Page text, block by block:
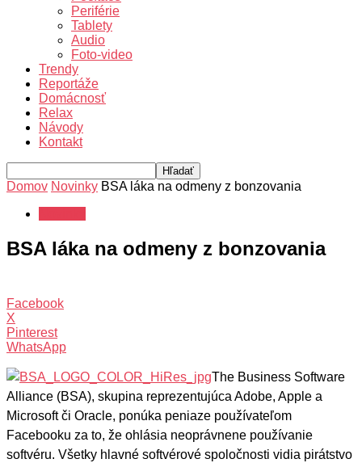
Periférie
Tablety
Audio
Foto-video
Trendy
Reportáže
Domácnosť
Relax
Návody
Kontakt
Domov Novinky BSA láka na odmeny z bonzovania
BSA láka na odmeny z bonzovania
Facebook
X
Pinterest
WhatsApp
The Business Software
Alliance (BSA), skupina reprezentujúca Adobe, Apple a
Microsoft či Oracle, ponúka peniaze používateľom
Facebooku za to, že ohlásia neoprávnene používanie
softvéru. Všetky hlavné softvérové spoločnosti vidia pirátstvo